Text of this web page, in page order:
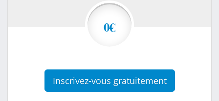
0€
Inscrivez-vous gratuitement